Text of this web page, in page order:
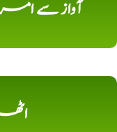
آواز سے